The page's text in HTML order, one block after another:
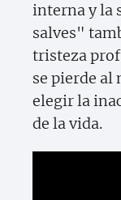
interna y la
salves"
tristeza
se pierde al
elegir la
de la vida.